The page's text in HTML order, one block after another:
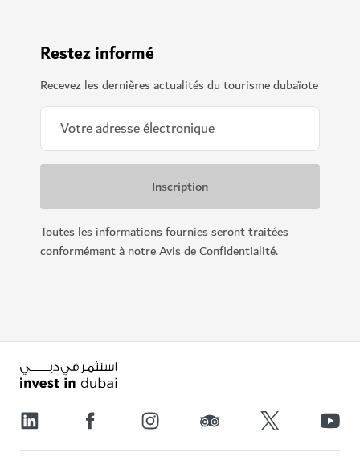
Restez informé
Recevez les dernières actualités du tourisme dubaïote
Toutes les informations fournies seront traitées
conformément à notre Avis de Confidentialité.